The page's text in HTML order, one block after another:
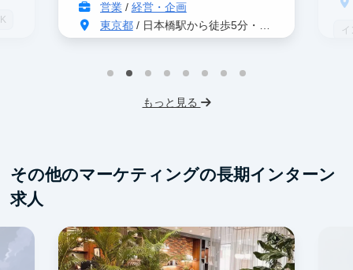
営業/ 経営・企画
東京都/ 日本橋駅から徒歩5分・茅場町駅から徒歩2分
インターン生3人以上在籍
英語力を活かせる 事業立案
未経験OK IT業界 ゲーム業界
フレックス勤務 服装髪型自由
交通費支給
もっと見る
その他のマーケティングの長期インターン
求人